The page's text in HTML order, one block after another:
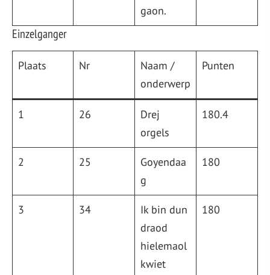
gaon.
Einzelganger
Plaats Nr
Naam /
onderwerp
Punten
1 26
Drej
orgels
180.4
2 25
Goyendaa
g
180
3 34
Ik bin dun
draod
hielemaol
kwiet
180